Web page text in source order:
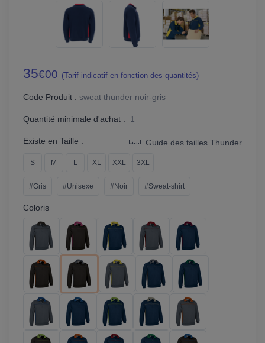
35€00 (Tarif indicatif en fonction des quantités)
Code Produit : sweat thunder noir-gris
Quantité minimale d'achat : 1
Existe en Taille : Guide des tailles Thunder
S M L XL XXL 3XL
#Gris #Unisexe #Noir #Sweat-shirt
Coloris